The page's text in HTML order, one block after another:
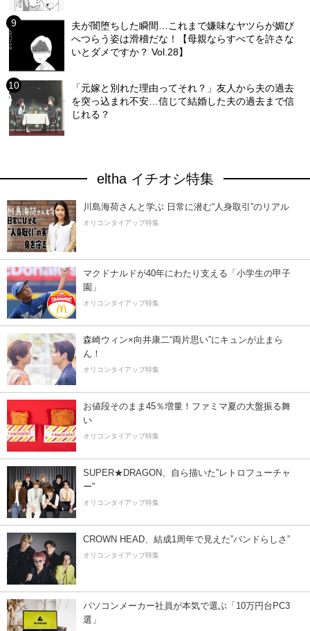
夫が闇堕ちした瞬間…これまで嫌味なヤツらが媚び
へつらう姿は滑稽だな！【母親ならすべてを許さな
いとダメですか？ Vol.28】
「元嫁と別れた理由ってそれ？」友人から夫の過去
を突っ込まれ不安…信じて結婚した夫の過去まで信
じれる？
eltha イチオシ特集
川島海荷さんと学ぶ 日常に潜む“人身取引”のリアル
オリコンタイアップ特集
マクドナルドが40年にわたり支える「小学生の甲子
園」
オリコンタイアップ特集
森崎ウィン×向井康二“両片思い”にキュンが止まら
ん！
オリコンタイアップ特集
お値段そのまま45％増量！ファミマ夏の大盤振る舞
い
オリコンタイアップ特集
SUPER★DRAGON、自ら描いた”レトロフューチャ
ー”
オリコンタイアップ特集
CROWN HEAD、結成1周年で見えた”バンドらしさ”
オリコンタイアップ特集
パソコンメーカー社員が本気で選ぶ「10万円台PC3
選」